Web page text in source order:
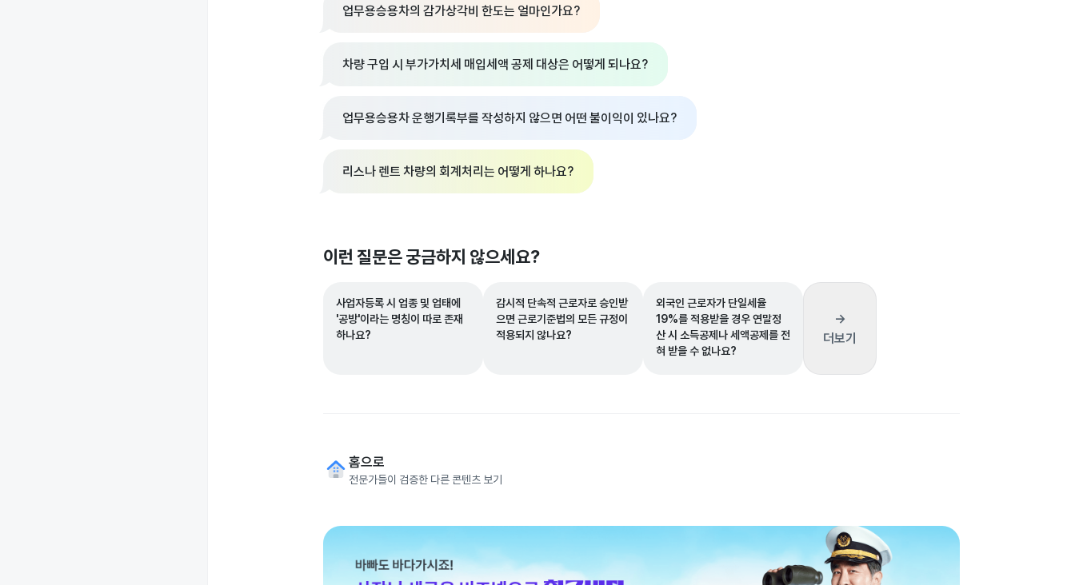
업무용승용차의 감가상각비 한도는 얼마인가요?
차량 구입 시 부가가치세 매입세액 공제 대상은 어떻게 되나요?
업무용승용차 운행기록부를 작성하지 않으면 어떤 불이익이 있나요?
리스나 렌트 차량의 회계처리는 어떻게 하나요?
이런 질문은 궁금하지 않으세요?
사업자등록 시 업종 및 업태에
'공방'이라는 명칭이 따로 존재
하나요?
감시적 단속적 근로자로 승인받
으면 근로기준법의 모든 규정이
적용되지 않나요?
외국인 근로자가 단일세율
19%를 적용받을 경우 연말정
산 시 소득공제나 세액공제를 전
혀 받을 수 없나요?
→
더보기
홈으로
전문가들이 검증한 다른 콘텐츠 보기